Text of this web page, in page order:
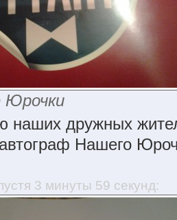
дружных
Нашего
3 минуты 59 секунд: